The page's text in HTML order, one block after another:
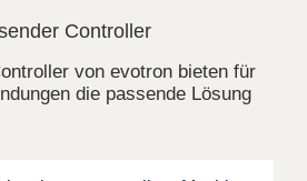
Controller
von evotron bieten für
die passende Lösung